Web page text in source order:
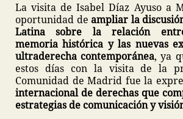
La visita de Isabel Díaz Ayuso a
oportunidad de ampliar la
Latina sobre la relación
memoria histórica y las nuevas
ultraderecha contemporánea, ya
estos días con la visita de la
Comunidad de Madrid fue la
internacional de derechas que
estrategias de comunicación y